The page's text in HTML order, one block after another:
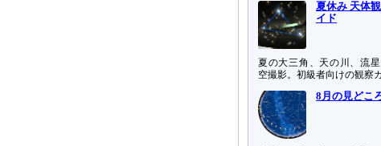
夏休み 天体
イド
夏の大三角、天の川、流
空撮影。初級者向けの観察
8月の見どこ